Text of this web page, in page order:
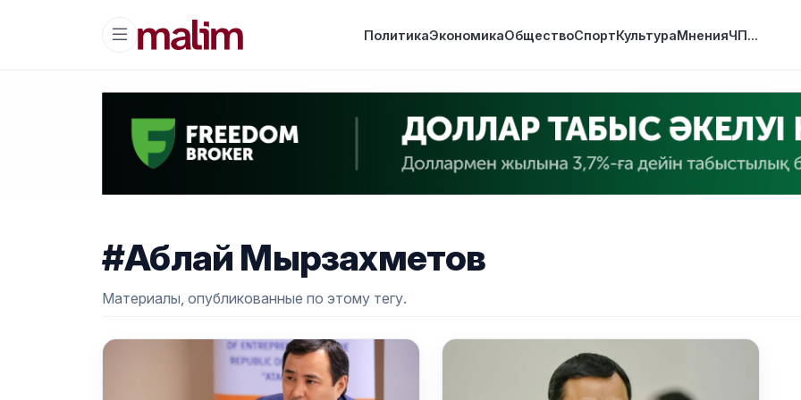
ПолитикаЭкономикаОбществоСпортКультураМненияЧП...
#Аблай Мырзахметов
Материалы, опубликованные по этому тегу.